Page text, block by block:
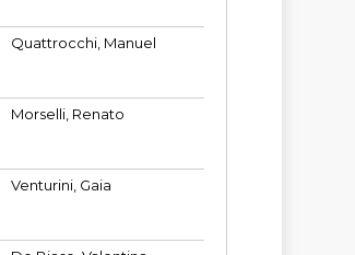
Quattrocchi, Manuel
Morselli, Renato
Venturini, Gaia